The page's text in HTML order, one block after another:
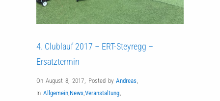
4. Clublauf 2017 – ERT-Steyregg –
Ersatztermin
On August 8, 2017, Posted by Andreas,
In Allgemein,News,Veranstaltung,